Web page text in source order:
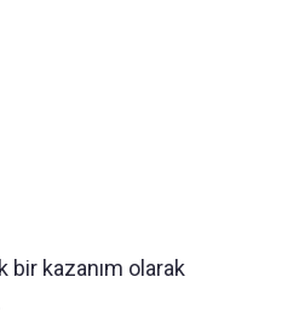
bir kazanım olarak